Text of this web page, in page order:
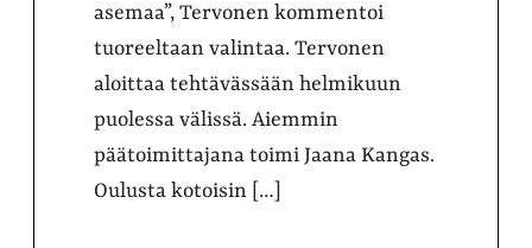
asemaa”, Tervonen kommentoi
tuoreeltaan valintaa. Tervonen
aloittaa tehtävässään helmikuun
puolessa välissä. Aiemmin
päätoimittajana toimi Jaana Kangas.
Oulusta kotoisin […]